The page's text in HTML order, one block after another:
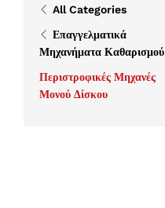
All Categories
Επαγγελματικά
Μηχανήματα Καθαρισμού
Περιστροφικές Μηχανές
Μονού Δίσκου